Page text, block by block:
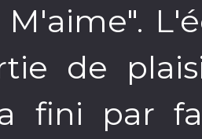
M'aime".
de
fini par